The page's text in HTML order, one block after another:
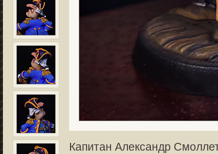
Капитан Александр